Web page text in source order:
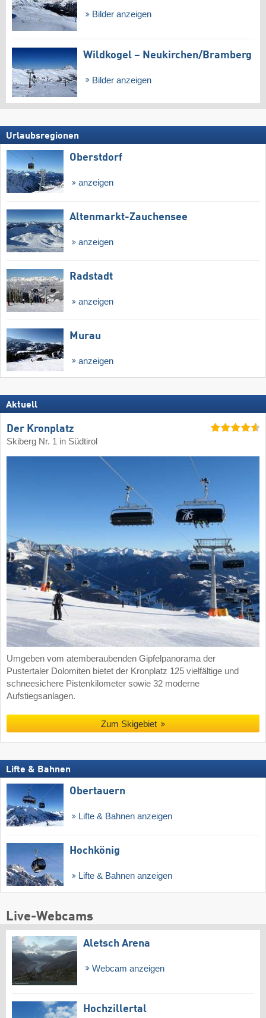
Bilder anzeigen
Wildkogel – Neukirchen/​Bramberg
Bilder anzeigen
Urlaubsregionen
Oberstdorf
anzeigen
Altenmarkt-Zauchensee
anzeigen
Radstadt
anzeigen
Murau
anzeigen
Aktuell
Der Kronplatz
Skiberg Nr. 1 in Südtirol
Umgeben vom atemberaubenden Gipfelpanorama der
Pustertaler Dolomiten bietet der Kronplatz 125 vielfältige und
schneesichere Pistenkilometer sowie 32 moderne
Aufstiegsanlagen.
Zum Skigebiet
Lifte & Bahnen
Obertauern
Lifte & Bahnen anzeigen
Hochkönig
Lifte & Bahnen anzeigen
Live-Webcams
Aletsch Arena
Webcam anzeigen
Hochzillertal